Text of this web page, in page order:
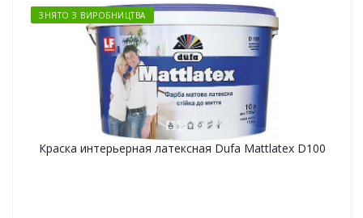
ЗНЯТО З ВИРОБНИЦТВА
Краска интерьерная латексная Dufa Mattlatex D100